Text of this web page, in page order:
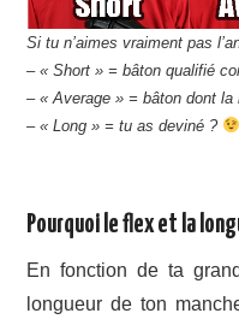
Si tu n’aimes vraiment pas
– « Short » = bâton qualifié
– « Average » = bâton dont
– « Long » = tu as deviné ?
Pourquoi le flex et la
En fonction de ta
longueur de ton